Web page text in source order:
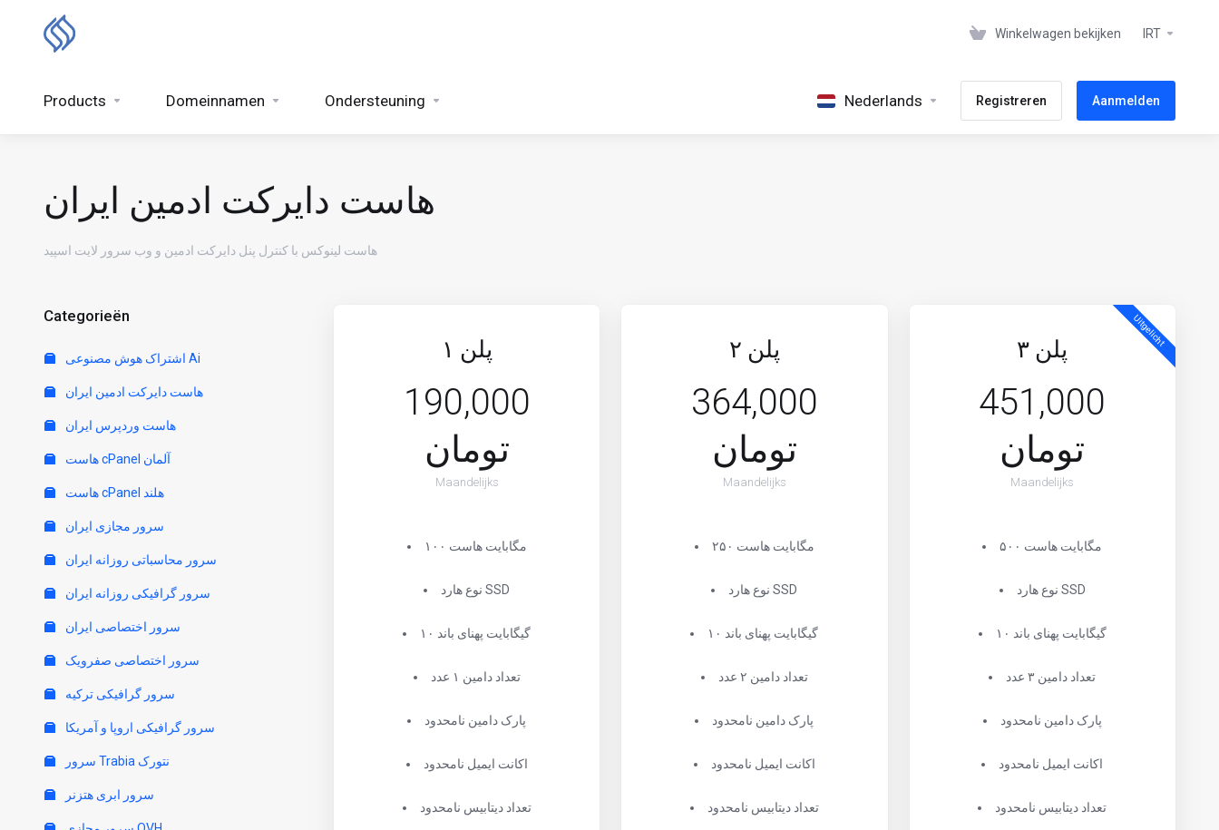
Winkelwagen bekijken IRT
Products Domeinnamen Ondersteuning Nederlands Registreren Aanmelden
هاست دایرکت ادمین ایران
هاست لینوکس با کنترل پنل دایرکت ادمین و وب سرور لایت اسپید
Categorieën
اشتراک هوش مصنوعی Ai
هاست دایرکت ادمین ایران
هاست وردپرس ایران
هاست cPanel آلمان
هاست cPanel هلند
سرور مجازی ایران
سرور محاسباتی روزانه ایران
سرور گرافیکی روزانه ایران
سرور اختصاصی ایران
سرور اختصاصی صفرویک
سرور گرافیکی ترکیه
سرور گرافیکی اروپا و آمریکا
سرور Trabia نتورک
سرور ابری هتزنر
پلن ١
190,000
تومان
Maandelijks
۱۰۰ مگابایت هاست
نوع هارد SSD
۱۰ گیگابایت پهنای باند
تعداد دامین ۱ عدد
پارک دامین نامحدود
اکانت ایمیل نامحدود
تعداد دیتابیس نامحدود
پلن ۲
364,000
تومان
Maandelijks
۲۵۰ مگابایت هاست
نوع هارد SSD
۱۰ گیگابایت پهنای باند
تعداد دامین ۲ عدد
پارک دامین نامحدود
اکانت ایمیل نامحدود
تعداد دیتابیس نامحدود
Uitgelicht
پلن ٣
451,000
تومان
Maandelijks
۵۰۰ مگابایت هاست
نوع هارد SSD
۱۰ گیگابایت پهنای باند
تعداد دامین ۳ عدد
پارک دامین نامحدود
اکانت ایمیل نامحدود
تعداد دیتابیس نامحدود